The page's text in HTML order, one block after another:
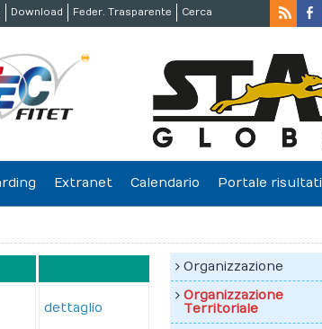
Download Feder. Trasparente Cerca
Extranet Calendario Portale risultati
dettaglio
Organizzazione
Organizzazione
Territoriale